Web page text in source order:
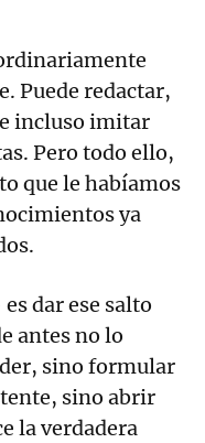
Puede redactar,
incluso imitar
Pero todo ello,
que le habíamos
ya
dar ese salto
antes no lo
sino formular
sino abrir
la verdadera